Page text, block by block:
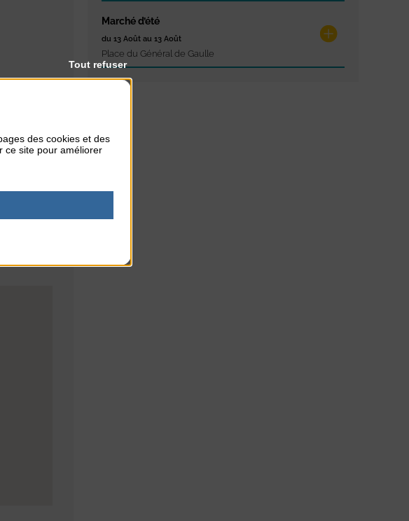
Marché d’été
du 13 Août au 13 Août
Place du Général de Gaulle
des cookies et des
ce site pour améliorer
Tout refuser